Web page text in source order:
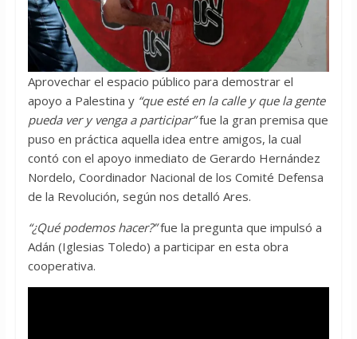
Aprovechar el espacio público para demostrar el
apoyo a Palestina y “que esté en la calle y que la gente
pueda ver y venga a participar”fue la gran premisa que
puso en práctica aquella idea entre amigos, la cual
contó con el apoyo inmediato de Gerardo Hernández
Nordelo, Coordinador Nacional de los Comité Defensa
de la Revolución, según nos detalló Ares.
“¿Qué podemos hacer?”fue la pregunta que impulsó a
Adán (Iglesias Toledo) a participar en esta obra
cooperativa.